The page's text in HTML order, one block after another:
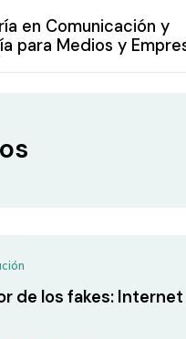
en Comunicación y
para Medios y
de los fakes: